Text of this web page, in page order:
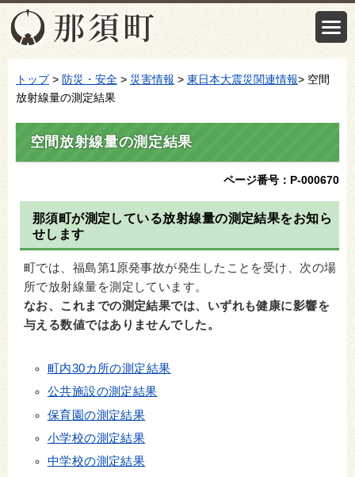
トップ> 防災・安全 > 災害情報 > 東日本大震災関連情報> 空間
放射線量の測定結果
空間放射線量の測定結果
ページ番号：P-000670
那須町が測定している放射線量の測定結果をお知ら
せします
町では、福島第1原発事故が発生したことを受け、次の場
所で放射線量を測定しています。
なお、これまでの測定結果では、いずれも健康に影響を
与える数値ではありませんでした。
町内30カ所の測定結果
公共施設の測定結果
保育園の測定結果
小学校の測定結果
中学校の測定結果